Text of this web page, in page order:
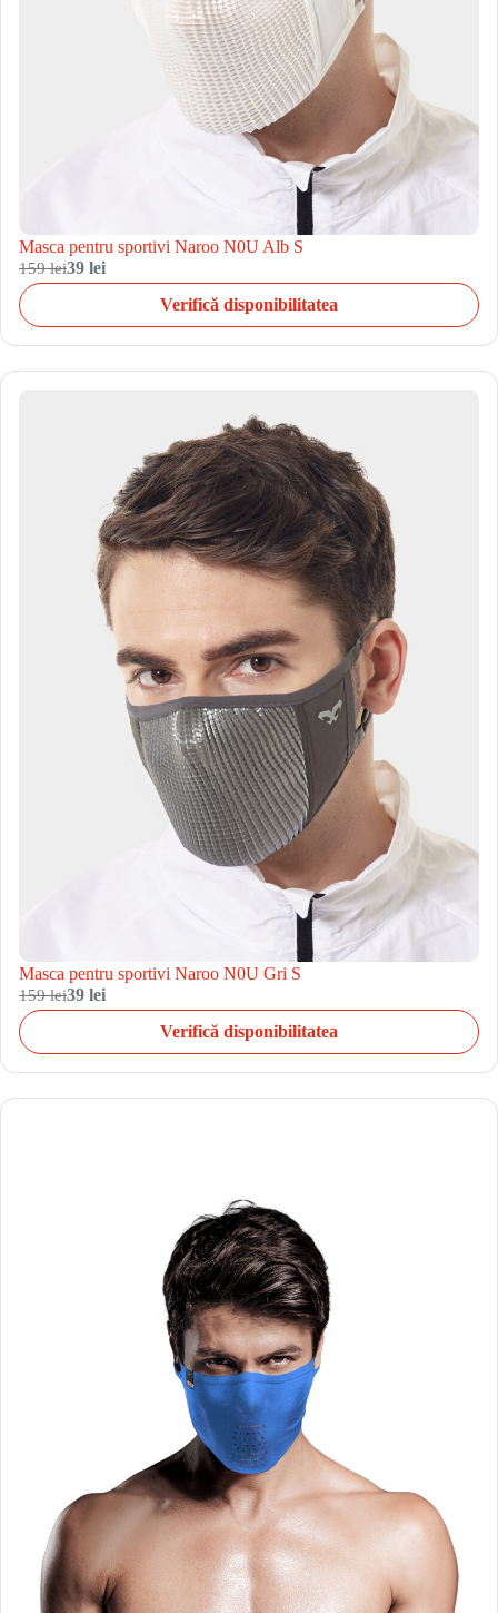
Masca pentru sportivi Naroo N0U Alb S
159 lei39 lei
Verifică disponibilitatea
Masca pentru sportivi Naroo N0U Gri S
159 lei39 lei
Verifică disponibilitatea